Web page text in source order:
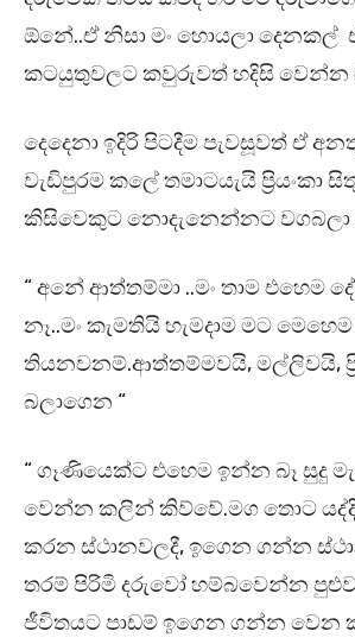
ඕනේ..ඒ නිසා මං හොයලා දෙනකල්
කටයුතුවලට කවුරුවත් හදිසි වෙන්න
දෙදෙනා ඉදිරි පිටදීම පැවසූවත් ඒ
වැඩිපුරම කලේ තමාටයැයි ප්‍රියංකා
කිසිවෙකුට නොදැනෙන්නට වගබලා
“ අනේ ආත්තම්මා ..මං තාම එහෙම
නෑ..මං කැමතියි හැමදාම මට
තියනවනම්.ආත්තම්මවයි, මල්ලිවයි,
බලාගෙන “
“ ගෑණියෙක්ට එහෙම ඉන්න බෑ සුදු
වෙන්න කලින් කිව්වේ.මග තොට
කරන ස්ථානවලදී, ඉගෙන ගන්න
තරම් පිරිමි දරුවෝ හම්බවෙන්න
ජීවිතයට පාඩම් ඉගෙන ගන්න වෙන